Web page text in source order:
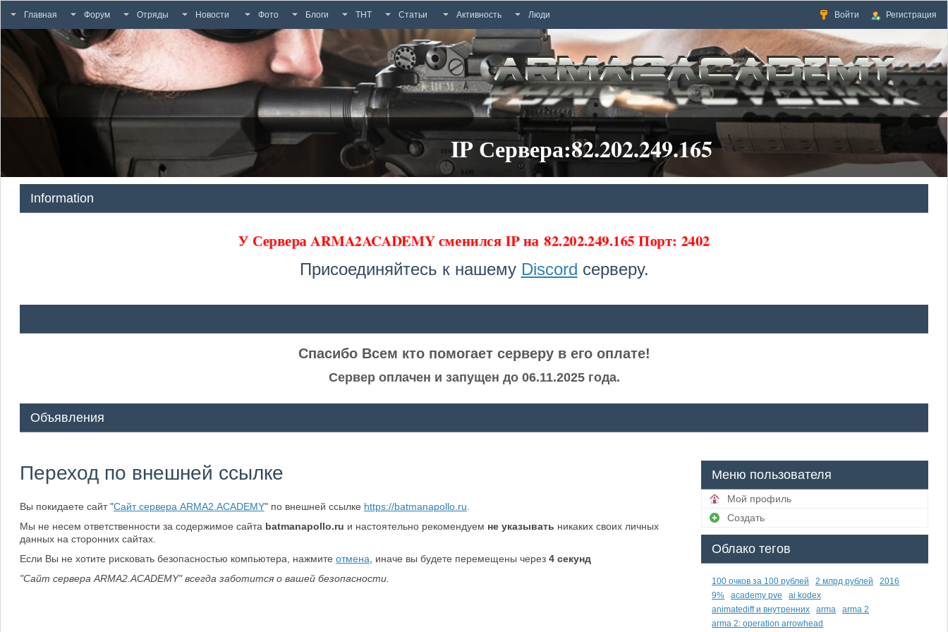
Главная Форум Отряды Новости Фото Блоги ТНТ Статьи Активность Люди Войти Регистрация
IP Сервера:82.202.249.165
Information
У Сервера ARMA2ACADEMY сменился IP на82.202.249.165 Порт: 2402
Присоединяйтесь к нашему Discord серверу.
Спасибо Всем кто помогает серверу в его оплате!
Сервер оплачен и запущен до 06.11.2025 года.
Объявления
Переход по внешней ссылке
Вы покидаете сайт "Сайт сервера ARMA2.ACADEMY" по внешней ссылке https://batmanapollo.ru
Мы не несем ответственности за содержимое сайта batmanapollo.ru и настоятельно рекомендуем не указывать никаких своих личных
данных на сторонних сайтах.
Если Вы не хотите рисковать безопасностью компьютера, нажмите отмена , иначе вы будете перемещены через 4секунд
"Сайт сервера ARMA2.ACADEMY" всегда заботится о вашей безопасности.
Меню пользователя
Мой профиль
Создать
Облако тегов
100 очков за 100 рублей 2 млрд рублей
2016
9%
academy pve
ai kodex
animatediff и внутренних
arma
arma 2
arma 2: operation arrowhead